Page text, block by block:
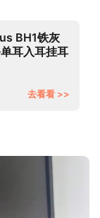
BH1铁灰
耳入耳挂耳
去看看 >>